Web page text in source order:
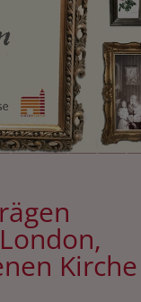
Kirche